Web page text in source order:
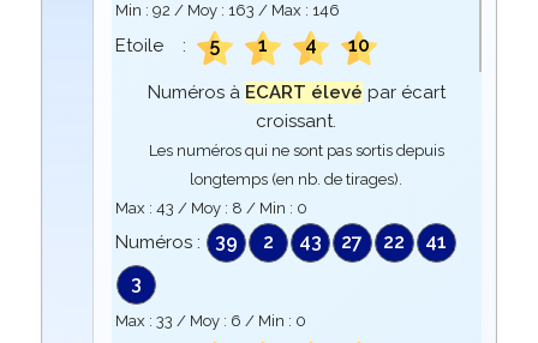
Min : 92 / Moy : 163 / Max : 146
Etoile : 5 1 4 10
Numéros à ECART élevé par écart
croissant.
Les numéros qui ne sont pas sortis depuis
longtemps (en nb. de tirages).
Max : 43 / Moy : 8 / Min : 0
Numéros : 39 2 43 27 22
41
3
Max : 33 / Moy : 6 / Min : 0